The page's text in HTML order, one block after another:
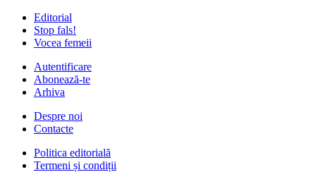
Editorial
Stop fals!
Vocea femeii
Autentificare
Abonează-te
Arhiva
Despre noi
Contacte
Politica editorială
Termeni și condiții